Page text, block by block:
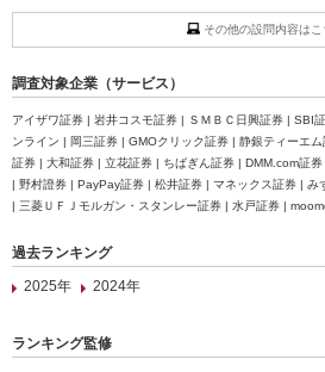
その他の設問内容はこ
調査対象企業（サービス）
アイザワ証券 | 岩井コスモ証券 | ＳＭＢＣ日興証券 | SBI
ンライン | 岡三証券 | GMOクリック証券 | 静銀ティーエ
証券 | 大和証券 | 立花証券 | ちばぎん証券 | DMM.com証
| 野村證券 | PayPay証券 | 松井証券 | マネックス証券 | み
| 三菱ＵＦＪモルガン・スタンレー証券 | 水戸証券 |
過去ランキング
2025年
2024年
ランキング監修